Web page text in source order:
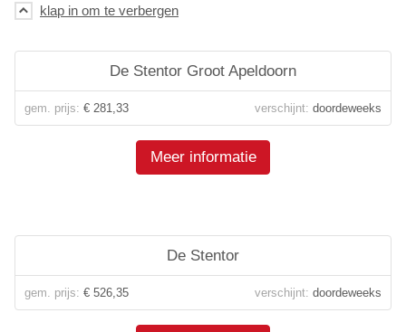
De Stentor Groot Apeldoorn
gem. prijs: € 281,33 verschijnt: doordeweeks
Meer informatie
De Stentor
gem. prijs: € 526,35 verschijnt: doordeweeks